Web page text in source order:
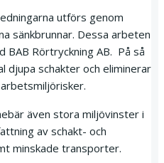
utförs genom
sänkbrunnar. Dessa arbeten
Rörtryckning AB. På så
schakter och eliminerar
även stora miljövinster i
av schakt- och
minskade transporter.